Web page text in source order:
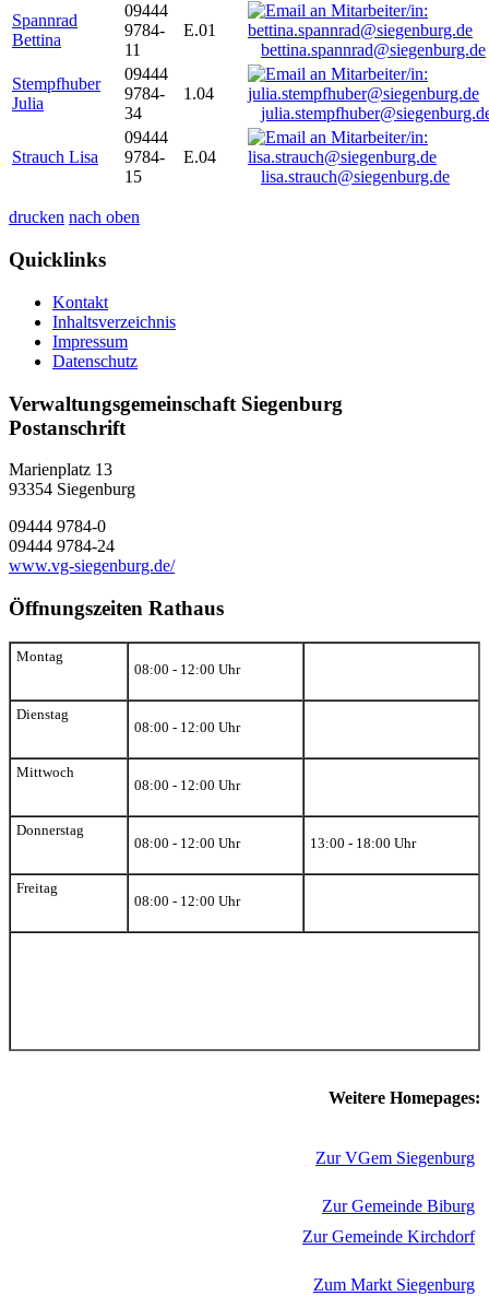
Spannrad
Bettina
09444
9784-
11
E.01
bettina.spannrad@siegenburg.de
Stempfhuber
Julia
09444
9784-
34
1.04
Strauch Lisa
09444
9784-
15
E.04
lisa.strauch@siegenburg.de
drucken nach oben
Quicklinks
Kontakt
Inhaltsverzeichnis
Impressum
Datenschutz
Verwaltungsgemeinschaft Siegenburg
Postanschrift
Marienplatz 13
93354 Siegenburg
09444 9784-0
09444 9784-24
www.vg-siegenburg.de/
Öffnungszeiten Rathaus
Montag
08:00 - 12:00 Uhr
Dienstag
08:00 - 12:00 Uhr
Mittwoch
08:00 - 12:00 Uhr
Donnerstag
08:00 - 12:00 Uhr
13:00 - 18:00 Uhr
Freitag
08:00 - 12:00 Uhr
Weitere Homepages:
Zur VGem Siegenburg
Zur Gemeinde Biburg
Zur Gemeinde Kirchdorf
Zum Markt Siegenburg